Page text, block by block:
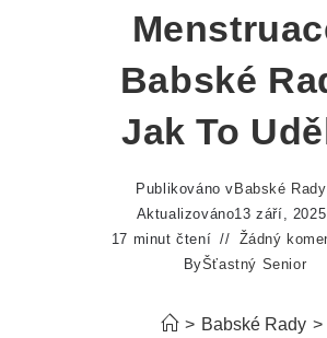
Babské
Jak To
Publikováno v Babské Rady
Aktualizováno13 září, 2025
17 minut čtení
Žádný
ByŠťastný Senior
> Babské Rady >